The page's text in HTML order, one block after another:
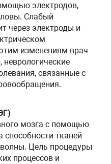
электродов,
Слабый
через электроды и
изменениям врач
неврологические
связанные с
мозга с помощью
способности тканей
Цель процедуры
процессов и